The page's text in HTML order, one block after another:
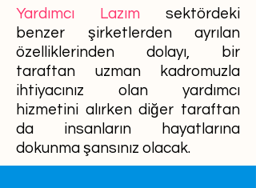
Yardımcı Lazım sektördeki
benzer şirketlerden ayrılan
özelliklerinden dolayı, bir
taraftan uzman kadromuzla
ihtiyacınız olan yardımcı
hizmetini alırken diğer taraftan
da insanların hayatlarına
dokunma şansınız olacak.